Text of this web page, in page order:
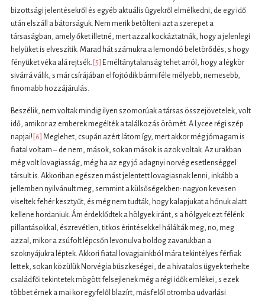
bizottsági jelentésekről és egyéb aktuális ügyekről elmélkedni, de egy idő
után elszáll a bátorságuk. Nem merik betölteni azt a szerepet a
társaságban, amely őket illetné, mert azzal kockáztatnák, hogy a jelenlegi
helyüket is elveszítik. Marad hát számukra a lemondó beletörődés, s hogy
fényüket véka alá rejtsék. [5]
E méltánytalanság tehet arról, hogy a légkör
sivárrá válik, s már csírájában elfojtódik bármiféle mélyebb, nemesebb,
finomabb hozzájárulás.
Beszélik, nem voltak mindig ilyen szomorúak a társas összejövetelek, volt
idő, amikor az emberek megélték a találkozás örömét. A Lycee régi szép
napjai! [6] Meglehet, csupán azért látom így, mert akkor még jómagam is
fiatal voltam – de nem, mások, sokan mások is azok voltak. Az urakban
még volt lovagiasság, még ha az egy jó adagnyi norvég esetlenséggel
társult is. Akkoriban egészen mást jelentett lovagiasnak lenni, inkább a
jellemben nyilvánult meg, semmint a külsőségekben: nagyon kevesen
viseltek fehér kesztyűt, és még nem tudták, hogy kalapjukat a hónuk alatt
kellene hordaniuk. Ám érdeklődtek a hölgyek iránt, s a hölgyek ezt félénk
pillantásokkal, észrevétlen, titkos érintésekkel hálálták meg, no, meg
azzal, mikor a zsúfolt lépcsőn levonulva boldog zavarukban a
szoknyájukra léptek. Akkori fiatal lovagjainkból mára tekintélyes férfiak
lettek, sokan közülük Norvégia büszkeségei, de a hivatalos ügyek terhelte
családfői tekintetek mögött felsejlenek még a régi idők emlékei, s ezek
többet érnek a mai kor egyfelől blazírt, másfelől otromba udvarlási